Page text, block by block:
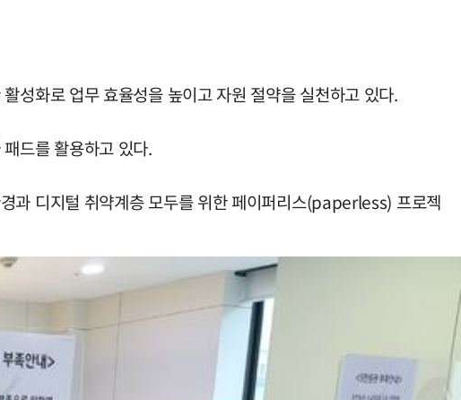
성화로 업무 효율성을 높이고 자원 절약을 실천하고 있다.
드를 활용하고 있다.
과 디지털 취약계층 모두를 위한 페이퍼리스(paperless) 프로젝